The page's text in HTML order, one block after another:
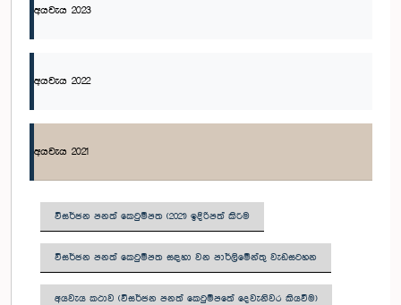
අයවැය 2023
අයවැය 2022
අයවැය 2021
විසර්ජන පනත් කෙටුම්පත (2021) ඉදිරිපත් කිරීම
විසර්ජන පනත් කෙටුම්පත සඳහා වන පාර්ලිමේන්තු වැඩසටහන
අයවැය කථාව (විසර්ජන පනත් කෙටුම්පතේ දෙවැනිවර කියවීම)